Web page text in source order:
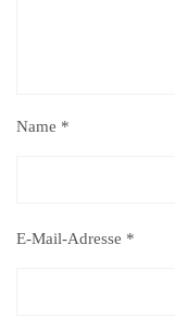
Name *
E-Mail-Adresse *